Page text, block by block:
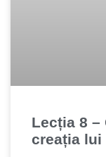
Lecția 8 –
creația lui